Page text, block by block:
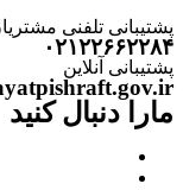
پشتیبانی تلفنی
۰۲۱۲۲۶۶۲۲۸۴
پشتیبانی آنلاین
مارا دنبال کنید